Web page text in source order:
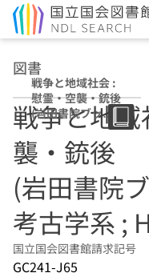
図書
戦争と地域社会 :
慰霊・空襲・銃後
(岩田書院ブック
レット. 歴史考古
学系 ; H-11)
戦争と地
襲・銃後
(岩田書院
考古学系 ;
国立国会図書館請求記号
GC241-J65